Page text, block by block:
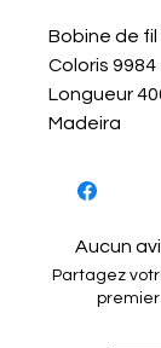
Bobine de
Coloris
Longueur
Madeira
Aucun
Partagez
premier